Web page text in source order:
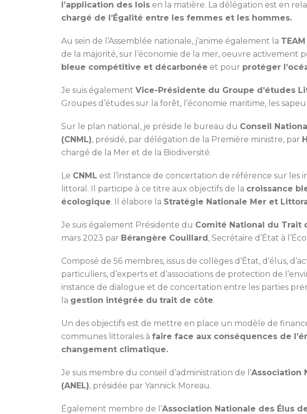
l’application des lois en la matière. La délégation est en
chargé de l’Égalité entre les femmes et les hommes.
Au sein de l’Assemblée nationale, j’anime également la
de la majorité, sur l’économie de la mer, oeuvre activement
bleue compétitive et décarbonée et pour protéger
Je suis également Vice-Présidente du Groupe d’études
Groupes d’études sur la forêt, l’économie maritime, les
Sur le plan national, je préside le bureau du Conseil
(CNML), présidé, par délégation de la Première ministre, par
chargé de la Mer et de la Biodiversité.
Le CNML est l’instance de concertation de référence sur les
littoral. Il participe à ce titre aux objectifs de la croissance
écologique. Il élabore la Stratégie Nationale Mer et
Je suis également Présidente du Comité National du Trait
mars 2023 par Bérangère Couillard, Secrétaire d’État à
Composé de 56 membres, issus de collèges d’État, d’élus,
particuliers, d’experts et d’associations de protection de
instance de dialogue et de concertation entre les parties
la gestion intégrée du trait de côte.
Un des objectifs est de mettre en place un modèle de
communes littorales à faire face aux conséquences de
changement climatique.
Je suis membre du conseil d’administration de l’Association
(ANEL), présidée par Yannick Moreau.
Également membre de l’Association Nationale des Élus